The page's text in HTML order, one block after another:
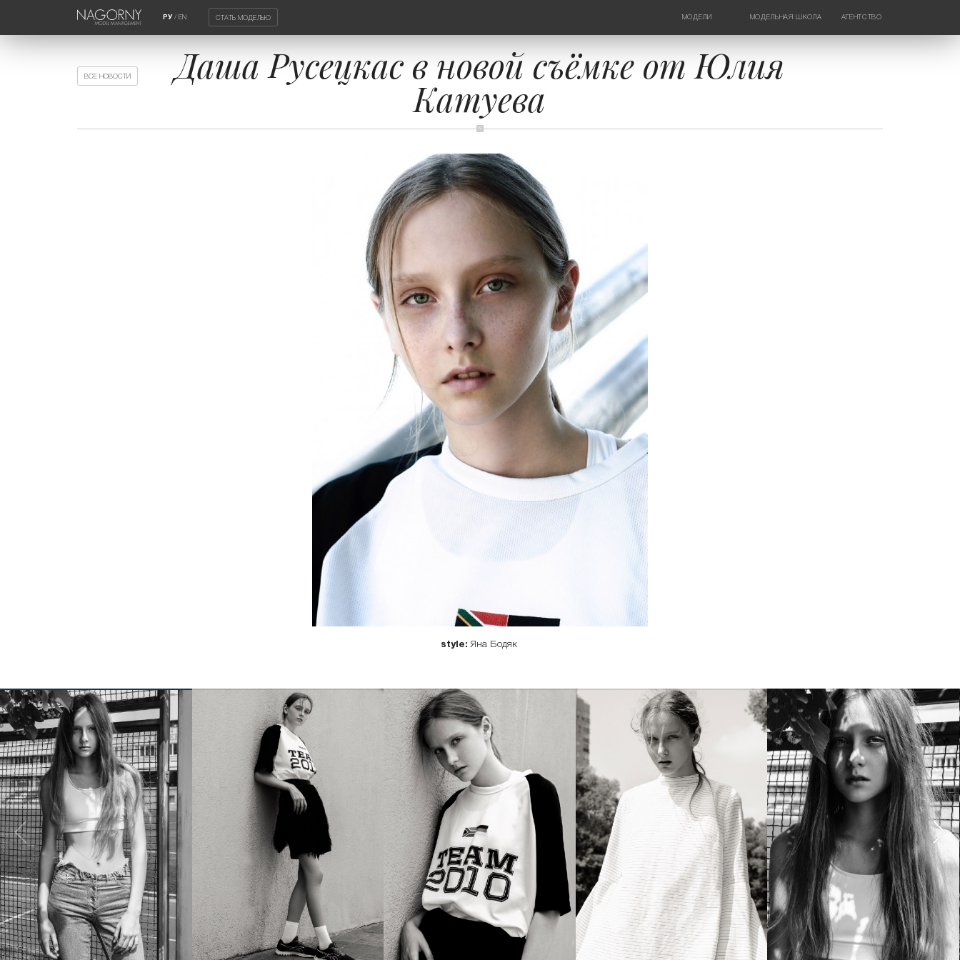
РУ / EN СТАТЬ МОДЕЛЬЮ
МОДЕЛИ
ДЕТИ
МОДЕЛЬНАЯ ШКОЛА
АГЕНТСТВО
Даша Русецкас в новой съёмке от Юлия
Катуева
ВСЕ НОВОСТИ
style: Яна Бодяк